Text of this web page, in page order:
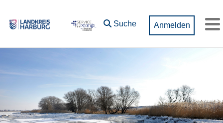
Suche Anmelden